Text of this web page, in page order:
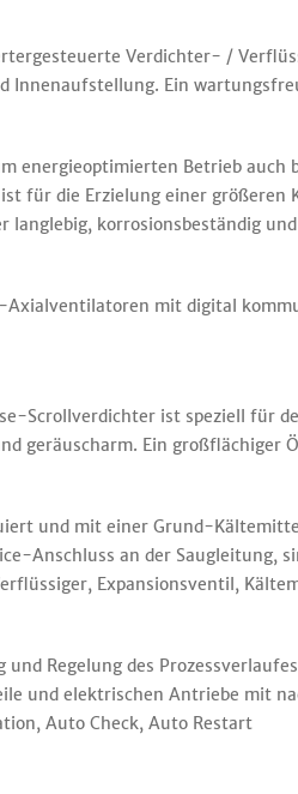
Verdichter- /
Innenaufstellung. Ein
energieoptimierten Betrieb
für die Erzielung einer
langlebig, korrosionsbeständig
Axialventilatoren mit digital
Scrollverdichter ist speziell für
geräuscharm. Ein großflächiger
und mit einer Grund-
Anschluss an der Saugleitung,
Expansionsventil,
Regelung des
und elektrischen Antriebe mit
Auto Check, Auto Restart